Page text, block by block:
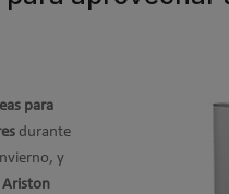
para
durante
y
Ariston